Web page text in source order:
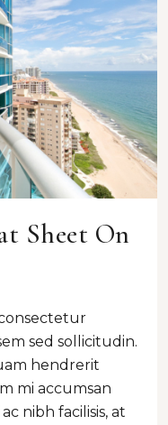
Sheet On
sed sollicitudin.
hendrerit
mi accumsan
nibh facilisis, at